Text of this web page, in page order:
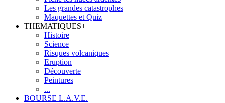
Les grandes catastrophes
Maquettes et Quiz
THEMATIQUES+
Histoire
Science
Risques volcaniques
Eruption
Découverte
Peintures
...
BOURSE L.A.V.E.